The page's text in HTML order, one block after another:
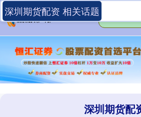
深圳期货配
深圳期货配资 相关话题